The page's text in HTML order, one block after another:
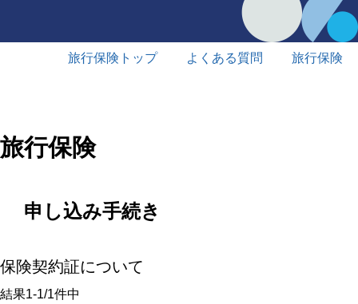
旅行保険トップ よくある質問 旅行保険
旅行保険
申し込み手続き
保険契約証について
結果1-1/1件中